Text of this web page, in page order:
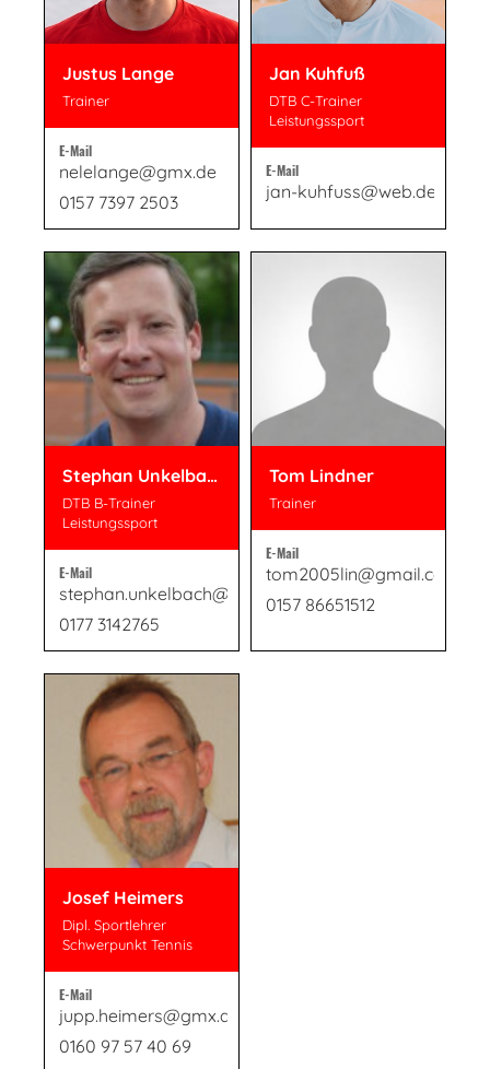
Justus Lange
Trainer
E-Mail
nelelange@gmx.de
0157 7397 2503
Jan Kuhfuß
DTB C-Trainer
Leistungssport
E-Mail
jan-kuhfuss@web.de
Stephan Unkelbach
DTB B-Trainer
Leistungssport
E-Mail
stephan.unkelbach@web.de
0177 3142765
Tom Lindner
Trainer
E-Mail
tom2005lin@gmail.com
0157 86651512
Josef Heimers
Dipl. Sportlehrer
Schwerpunkt Tennis
E-Mail
jupp.heimers@gmx.de
0160 97 57 40 69